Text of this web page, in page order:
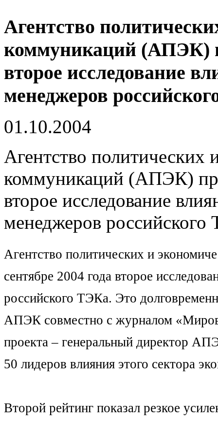
Агентство
коммуникаций (АПЭК)
второе исследование
менеджеров
01.10.2004
Агентство политических
коммуникаций (АПЭК)
второе исследование
менеджеров российского
Агентство политических и
сентябре 2004 года второе
российского ТЭКа. Это
АПЭК совместно с журналом
проекта – генеральный директор
50 лидеров влияния этого сектора
Второй рейтинг показал резкое